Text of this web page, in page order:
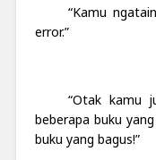
“Kamu
error.”
“Otak kamu
beberapa buku
buku yang bagus!”